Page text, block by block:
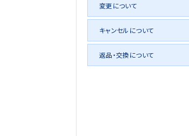
変更について
キャンセルについて
返品・交換について